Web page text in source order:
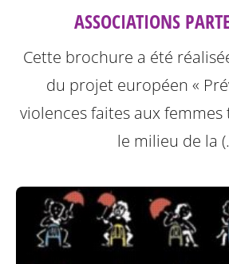
ASSOCIATIONS
Cette brochure a été
du projet européen «
violences faites aux
le milieu de la